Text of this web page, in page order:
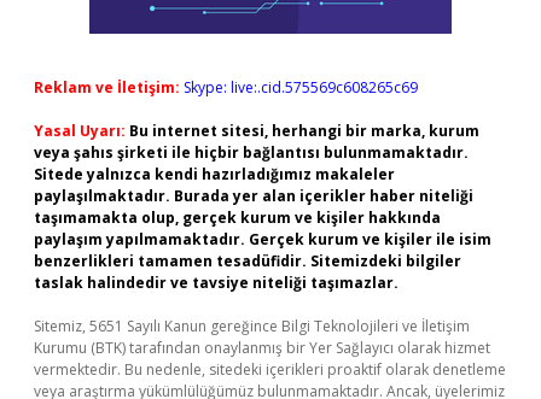
Reklam ve İletişim: Skype: live:.cid.575569c608265c69
Yasal Uyarı: Bu internet sitesi, herhangi bir marka, kurum
veya şahıs şirketi ile hiçbir bağlantısı bulunmamaktadır.
Sitede yalnızca kendi hazırladığımız makaleler
paylaşılmaktadır. Burada yer alan içerikler haber niteliği
taşımamakta olup, gerçek kurum ve kişiler hakkında
paylaşım yapılmamaktadır. Gerçek kurum ve kişiler ile isim
benzerlikleri tamamen tesadüfidir. Sitemizdeki bilgiler
taslak halindedir ve tavsiye niteliği taşımazlar.
Sitemiz, 5651 Sayılı Kanun gereğince Bilgi Teknolojileri ve İletişim
Kurumu (BTK) tarafından onaylanmış bir Yer Sağlayıcı olarak hizmet
vermektedir. Bu nedenle, sitedeki içerikleri proaktif olarak denetleme
veya araştırma yükümlülüğümüz bulunmamaktadır. Ancak, üyelerimiz